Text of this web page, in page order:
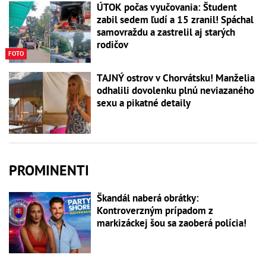
FOTO
ÚTOK počas vyučovania: Študent
zabil sedem ľudí a 15 zranil! Spáchal
samovraždu a zastrelil aj starých
rodičov
TAJNÝ ostrov v Chorvátsku! Manželia
odhalili dovolenku plnú neviazaného
sexu a pikatné detaily
PROMINENTI
Škandál naberá obrátky:
Kontroverzným prípadom z
markizáckej šou sa zaoberá polícia!